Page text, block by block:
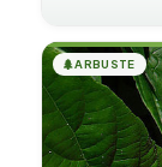
🌲ARBUSTE